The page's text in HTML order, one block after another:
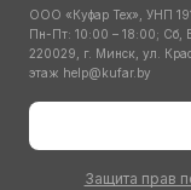
ООО «Куфар Тех», УНП
Пн-Пт: 10:00 – 18:00; Сб,
220029, г. Минск, ул.
этаж help@kufar.by
Защита прав